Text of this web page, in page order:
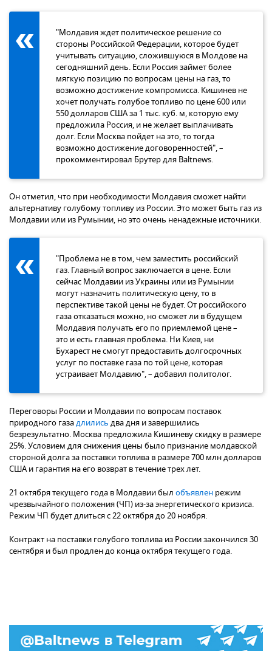
"Молдавия ждет политическое решение со
стороны Российской Федерации, которое будет
учитывать ситуацию, сложившуюся в Молдове на
сегодняшний день. Если Россия займет более
мягкую позицию по вопросам цены на газ, то
возможно достижение компромисса. Кишинев не
хочет получать голубое топливо по цене 600 или
550 долларов США за 1 тыс. куб. м, которую ему
предложила Россия, и не желает выплачивать
долг. Если Москва пойдет на это, то тогда
возможно достижение договоренностей", –
прокомментировал Брутер для Baltnews.
Он отметил, что при необходимости Молдавия сможет найти
альтернативу голубому топливу из России. Это может быть газ из
Молдавии или из Румынии, но это очень ненадежные источники.
"Проблема не в том, чем заместить российский
газ. Главный вопрос заключается в цене. Если
сейчас Молдавии из Украины или из Румынии
могут назначить политическую цену, то в
перспективе такой цены не будет. От российского
газа отказаться можно, но сможет ли в будущем
Молдавия получать его по приемлемой цене –
это и есть главная проблема. Ни Киев, ни
Бухарест не смогут предоставить долгосрочных
услуг по поставке газа по той цене, которая
устраивает Молдавию", – добавил политолог.
Переговоры России и Молдавии по вопросам поставок
природного газадлились два дня и завершились
безрезультатно. Москва предложила Кишиневу скидку в размере
25%. Условием для снижения цены было признание молдавской
стороной долга за поставки топлива в размере 700 млн долларов
США и гарантия на его возврат в течение трех лет.
21 октября текущего года в Молдавии был объявлен режим
чрезвычайного положения (ЧП) из-за энергетического кризиса.
Режим ЧП будет длиться с 22 октября до 20 ноября.
Контракт на поставки голубого топлива из России закончился 30
сентября и был продлен до конца октября текущего года.